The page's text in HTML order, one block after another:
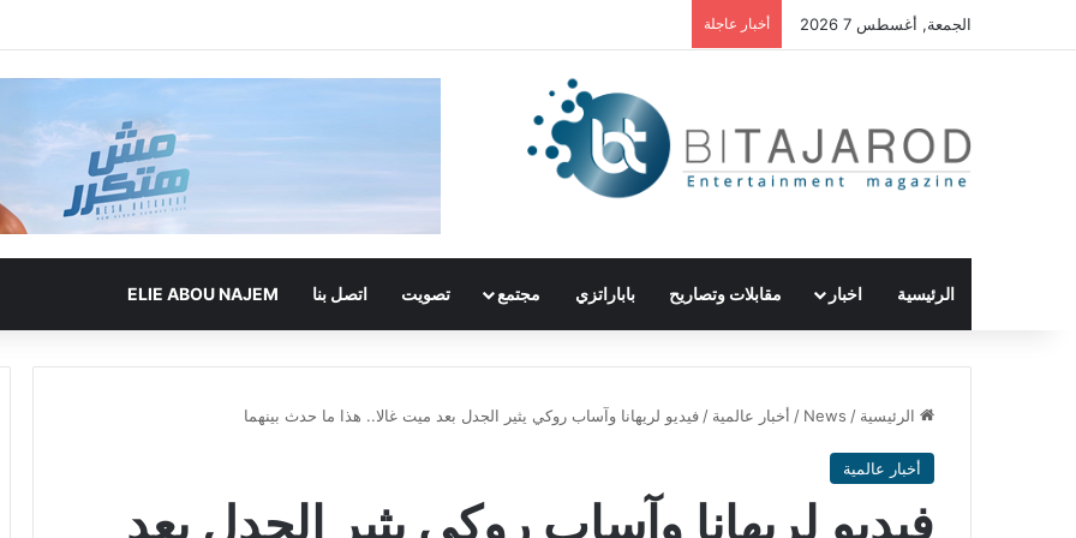
الجمعة, أغسطس 7 2026 أخبار عاجلة
الرئيسية اخبار مقابلات وتصاريح باباراتزي مجتمع تصويت اتصل بنا ELIE ABOU NAJEM
الرئيسية /
News
/ أخبار عالمية / فيديو لريهانا وآساب روكي يثير الجدل بعد ميت غالا.. هذا ما حدث بينهما
أخبار عالمية
فيديو لريهانا وآساب روكي يثير الجدل بعد